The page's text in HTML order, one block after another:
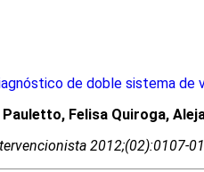
de doble sistema
Felisa Quiroga,
2012;(02):0107-